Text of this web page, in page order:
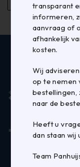
transparant
informeren,
aanvraag of
afhankelijk
kosten.
Wij
op te nemen
bestellingen,
naar de
Heeft u
dan staan wij
Team